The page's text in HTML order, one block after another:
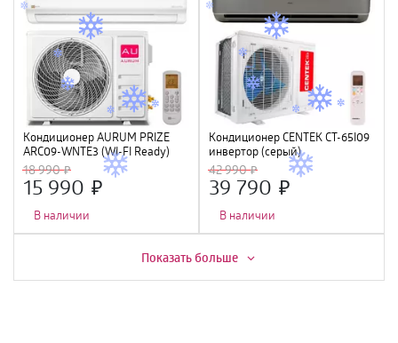
Кондиционер AURUM PRIZE
ARC09-WNTE3 (WI-FI Ready)
18 990
15 990
В наличии
Кондиционер CENTEK CT-65I09
инвертор (серый)
(2840/2920W) 4D, 4 фильтра,
УФ лампа, R32, A++
42 990
39 790
В наличии
Показать больше